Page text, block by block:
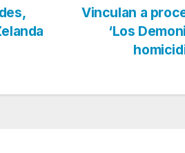
Vinculan a
‘Los